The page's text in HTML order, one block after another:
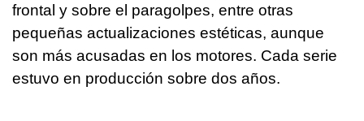
frontal y sobre el paragolpes, entre otras
pequeñas actualizaciones estéticas, aunque
son más acusadas en los motores. Cada serie
estuvo en producción sobre dos años.